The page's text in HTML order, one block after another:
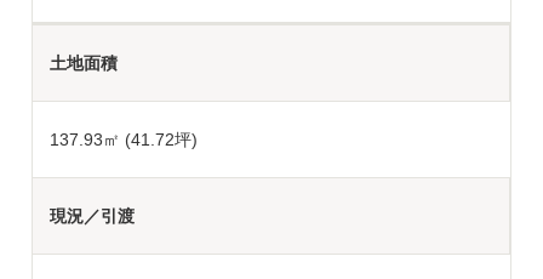
土地面積
137.93㎡ (41.72坪)
現況／引渡